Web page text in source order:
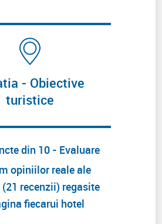
- Obiective
turistice
din 10 - Evaluare
opiniilor reale ale
recenzii) regasite
fiecarui hotel